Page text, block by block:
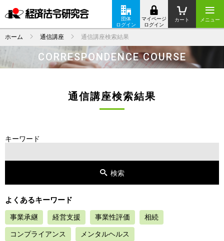
メニュー
カート
マイページ
ログイン
団体
ログイン
ホーム 通信講座 通信講座検索結果
CORRESPONDENCE COURSE
通信講座検索結果
キーワード
よくあるキーワード
事業承継 経営支援 事業性評価 相続
コンプライアンス メンタルヘルス